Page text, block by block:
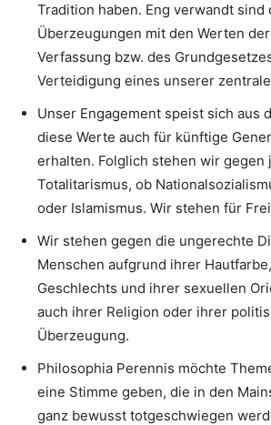
Tradition haben. Eng verwandt sind
Überzeugungen mit den Werten
Verfassung bzw. des
Verteidigung eines unserer
Unser Engagement speist sich aus
diese Werte auch für künftige
erhalten. Folglich stehen wir gegen
Totalitarismus, ob
oder Islamismus. Wir stehen für
Wir stehen gegen die ungerechte
Menschen aufgrund ihrer
Geschlechts und ihrer sexuellen
auch ihrer Religion oder ihrer
Überzeugung.
Philosophia Perennis möchte
eine Stimme geben, die in den
ganz bewusst totgeschwiegen